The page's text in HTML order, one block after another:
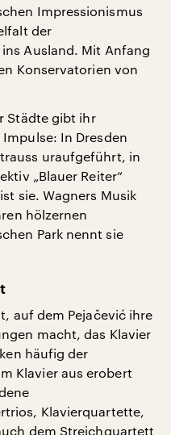
Impressionismus
der
Ausland. Mit Anfang
Konservatorien von
Städte gibt ihr
In Dresden
uraufgeführt, in
„Blauer Reiter“
sie. Wagners Musik
hölzernen
Park nennt sie
auf dem Pejačević ihre
macht, das Klavier
häufig der
Klavier aus erobert
Klavierquartette,
dem Streichquartett